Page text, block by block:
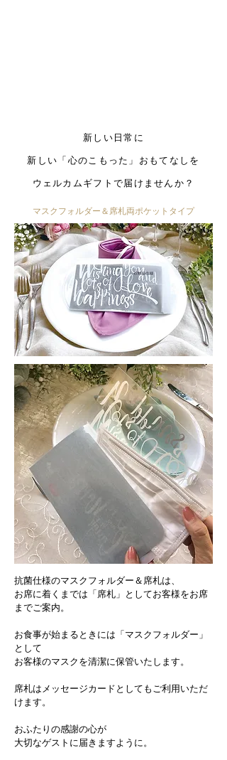
新しい日常に
新しい「心のこもった」おもてなしを
ウェルカムギフトで届けませんか？
マスクフォルダー＆席札両ポケットタイプ
抗菌仕様のマスクフォルダー＆席札は、
お席に着くまでは「席札」としてお客様をお席
までご案内。
お食事が始まるときには 「マスクフォルダー」
として
お客様のマスクを清潔に保管いたします。
席札はメッセージカードとしてもご利用いただ
けます。
おふたりの感謝の心が
大切なゲストに届きますように。